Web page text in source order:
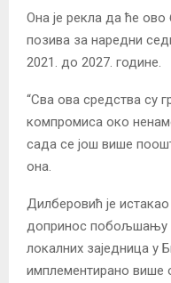
Она је рекла да ће
позива за наредни
2021. до 2027. године.
“Сва ова средства су
компромиса око
сада се још више
она.
Дилберовић је
допринос побољшању
локалних заједница у
имплементирано више